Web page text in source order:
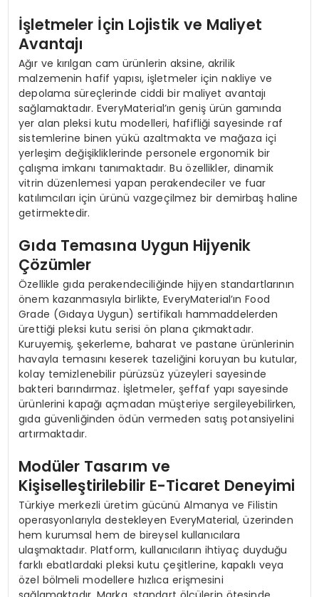
İşletmeler İçin Lojistik ve Maliyet
Avantajı
Ağır ve kırılgan cam ürünlerin aksine, akrilik
malzemenin hafif yapısı, işletmeler için nakliye ve
depolama süreçlerinde ciddi bir maliyet avantajı
sağlamaktadır. EveryMaterial’ın geniş ürün gamında
yer alan pleksi kutu modelleri, hafifliği sayesinde raf
sistemlerine binen yükü azaltmakta ve mağaza içi
yerleşim değişikliklerinde personele ergonomik bir
çalışma imkanı tanımaktadır. Bu özellikler, dinamik
vitrin düzenlemesi yapan perakendeciler ve fuar
katılımcıları için ürünü vazgeçilmez bir demirbaş haline
getirmektedir.
Gıda Temasına Uygun Hijyenik
Çözümler
Özellikle gıda perakendeciliğinde hijyen standartlarının
önem kazanmasıyla birlikte, EveryMaterial’ın Food
Grade (Gıdaya Uygun) sertifikalı hammaddelerden
ürettiği pleksi kutu serisi ön plana çıkmaktadır.
Kuruyemiş, şekerleme, baharat ve pastane ürünlerinin
havayla temasını keserek tazeliğini koruyan bu kutular,
kolay temizlenebilir pürüzsüz yüzeyleri sayesinde
bakteri barındırmaz. İşletmeler, şeffaf yapı sayesinde
ürünlerini kapağı açmadan müşteriye sergileyebilirken,
gıda güvenliğinden ödün vermeden satış potansiyelini
artırmaktadır.
Modüler Tasarım ve
Kişiselleştirilebilir E-Ticaret Deneyimi
Türkiye merkezli üretim gücünü Almanya ve Filistin
operasyonlarıyla destekleyen EveryMaterial, üzerinden
hem kurumsal hem de bireysel kullanıcılara
ulaşmaktadır. Platform, kullanıcıların ihtiyaç duyduğu
farklı ebatlardaki pleksi kutu çeşitlerine, kapaklı veya
özel bölmeli modellere hızlıca erişmesini